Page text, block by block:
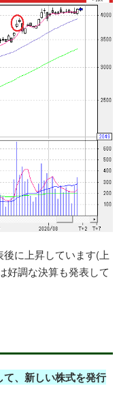
に上昇しています(上
好調な決算も発表して
、新しい株式を発行